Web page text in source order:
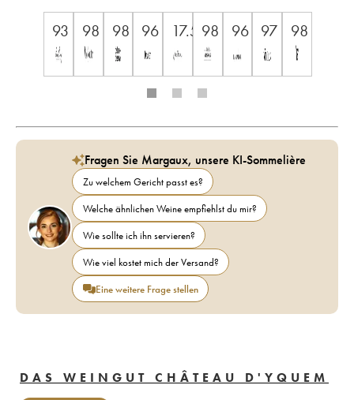
93 98 98 96 17.5 98 96 97 98
Fragen Sie Margaux, unsere KI-Sommelière
Zu welchem Gericht passt es?
Welche ähnlichen Weine empfiehlst du mir?
Wie sollte ich ihn servieren?
Wie viel kostet mich der Versand?
Eine weitere Frage stellen
DAS WEINGUT CHÂTEAU D'YQUEM